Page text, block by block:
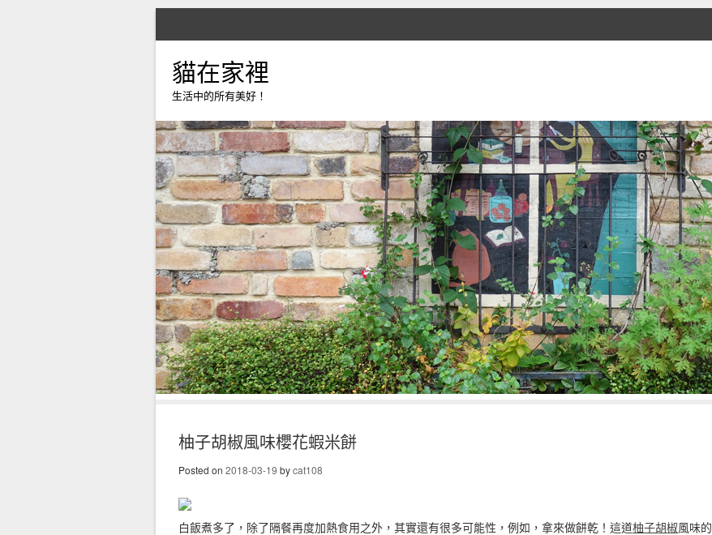
貓在家裡
生活中的所有美好！
柚子胡椒風味櫻花蝦米餅
Posted on 2018-03-19 bycat108
白飯煮多了，除了隔餐再度加熱食用之外，其實還有很多可能性，例如，拿來做餅乾！這道柚子胡椒風味的